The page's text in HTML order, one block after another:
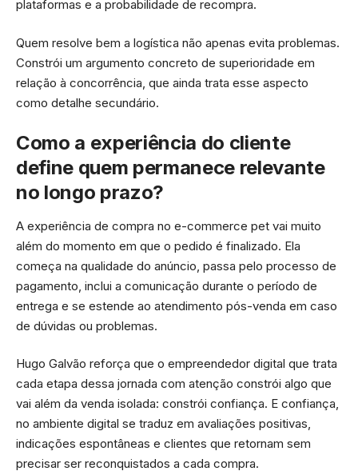
plataformas e a probabilidade de recompra.
Quem resolve bem a logística não apenas evita problemas.
Constrói um argumento concreto de superioridade em
relação à concorrência, que ainda trata esse aspecto
como detalhe secundário.
Como a experiência do cliente
define quem permanece relevante
no longo prazo?
A experiência de compra no e-commerce pet vai muito
além do momento em que o pedido é finalizado. Ela
começa na qualidade do anúncio, passa pelo processo de
pagamento, inclui a comunicação durante o período de
entrega e se estende ao atendimento pós-venda em caso
de dúvidas ou problemas.
Hugo Galvão reforça que o empreendedor digital que trata
cada etapa dessa jornada com atenção constrói algo que
vai além da venda isolada: constrói confiança. E confiança,
no ambiente digital se traduz em avaliações positivas,
indicações espontâneas e clientes que retornam sem
precisar ser reconquistados a cada compra.